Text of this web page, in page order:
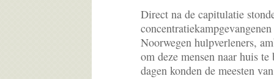
Direct na de capitulatie
Noorwegen hulpverleners,
om deze mensen naar huis
dagen konden de meesten